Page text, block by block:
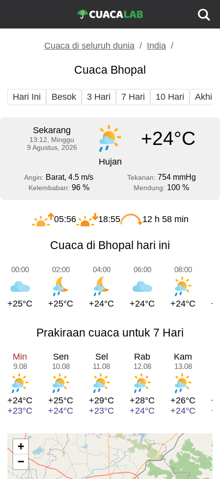
Cuaca di seluruh dunia India
Cuaca Bhopal
Hari Ini Besok 3 Hari 7 Hari 10 Hari Akhir
Sekarang
13:12, Minggu
9 Agustus, 2026
+24°C
Hujan
Angin: Barat, 4.5 m/s Tekanan: 754 mmHg
Kelembaban: 96 % Mendung: 100 %
05:56 18:55 12 h 58 min
Cuaca di Bhopal hari ini
00:00
+25°C
02:00
+25°C
04:00
+24°C
06:00
+24°C
08:00
+24°C
Prakiraan cuaca untuk 7 Hari
Min
9.08
+24°C
+23°C
Sen
10.08
+25°C
+24°C
Sel
11.08
+29°C
+23°C
Rab
12.08
+28°C
+24°C
Kam
13.08
+26°C
+24°C
+
−